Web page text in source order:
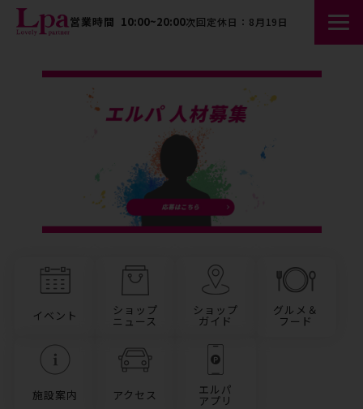
営業時間 10:00~20:00次回定休日：8月19日
イベント ショップ
ニュース
ショップ
ガイド
グルメ＆
フード
施設案内 アクセス エルパ
アプリ